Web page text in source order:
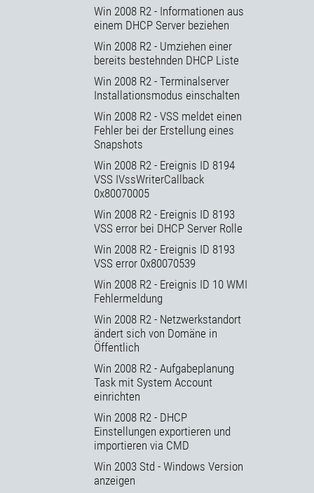
Win 2008 R2 - Informationen aus
einem DHCP Server beziehen
Win 2008 R2 - Umziehen einer
bereits bestehnden DHCP Liste
Win 2008 R2 - Terminalserver
Installationsmodus einschalten
Win 2008 R2 - VSS meldet einen
Fehler bei der Erstellung eines
Snapshots
Win 2008 R2 - Ereignis ID 8194
VSS IVssWriterCallback
0x80070005
Win 2008 R2 - Ereignis ID 8193
VSS error bei DHCP Server Rolle
Win 2008 R2 - Ereignis ID 8193
VSS error 0x80070539
Win 2008 R2 - Ereignis ID 10 WMI
Fehlermeldung
Win 2008 R2 - Netzwerkstandort
ändert sich von Domäne in
Öffentlich
Win 2008 R2 - Aufgabeplanung
Task mit System Account
einrichten
Win 2008 R2 - DHCP
Einstellungen exportieren und
importieren via CMD
Win 2003 Std - Windows Version
anzeigen